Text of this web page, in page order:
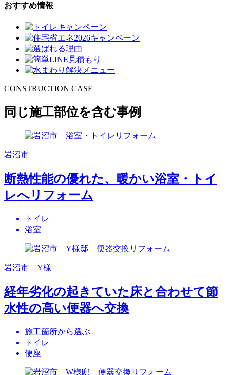
おすすめ情報
CONSTRUCTION CASE
同じ施工部位を含む事例
岩沼市
断熱性能の優れた、暖かい浴室・トイ
レへリフォーム
トイレ
浴室
岩沼市 Y様
経年劣化の起きていた床と合わせて節
水性の高い便器へ交換
施工箇所から選ぶ
トイレ
便座